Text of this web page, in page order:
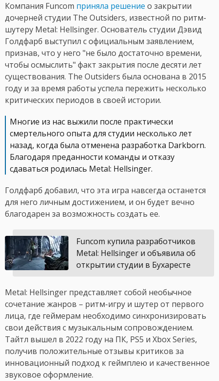
Компания Funcom приняла решение о закрытии
дочерней студии The Outsiders, известной по ритм-
шутеру Metal: Hellsinger. Основатель студии Дэвид
Голдфарб выступил с официальным заявлением,
признав, что у него "не было достаточно времени,
чтобы осмыслить" факт закрытия после десяти лет
существования. The Outsiders была основана в 2015
году и за время работы успела пережить несколько
критических периодов в своей истории.
Многие из нас выжили после практически
смертельного опыта для студии несколько лет
назад, когда была отменена разработка Darkborn.
Благодаря преданности команды и отказу
сдаваться родилась Metal: Hellsinger.
Голдфарб добавил, что эта игра навсегда останется
для него личным достижением, и он будет вечно
благодарен за возможность создать ее.
Funcom купила разработчиков
Metal: Hellsinger и объявила об
открытии студии в Бухаресте
Metal: Hellsinger представляет собой необычное
сочетание жанров – ритм-игру и шутер от первого
лица, где геймерам необходимо синхронизировать
свои действия с музыкальным сопровождением.
Тайтл вышел в 2022 году на ПК, PS5 и Xbox Series,
получив положительные отзывы критиков за
инновационный подход к геймплею и качественное
звуковое оформление.